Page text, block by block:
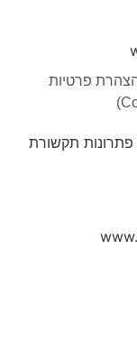
פרטיות
| בי-סמארט פתרונות תקשורת